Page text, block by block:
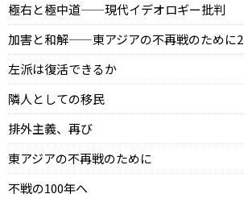
極右と極中道——現代イデオロギー批判
加害と和解——東アジアの不再戦のために2
左派は復活できるか
隣人としての移民
排外主義、再び
東アジアの不再戦のために
不戦の100年へ